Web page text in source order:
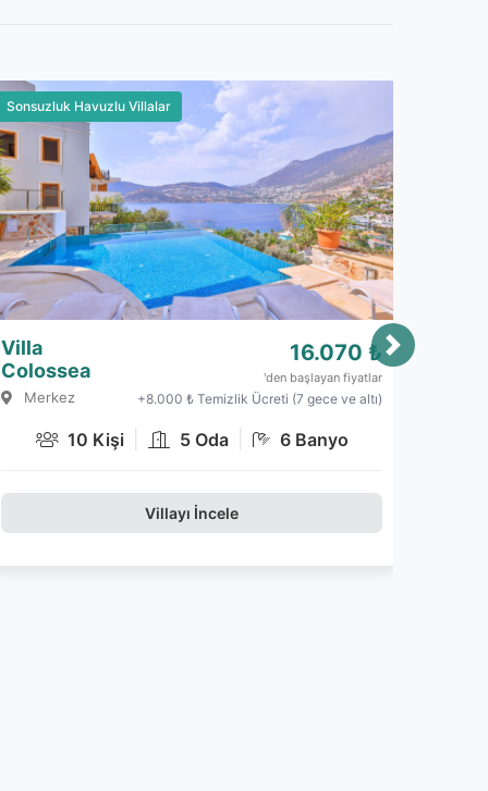
Sonsuzluk Havuzlu Villalar
Villa
Metehan
Kalkan
7.860 ₺
'den başlayan fiyatlar
+7.500 ₺ Temizlik Ücreti (6 gece ve altı)
6 Kişi 3 Oda 3 Banyo
Villayı İncele